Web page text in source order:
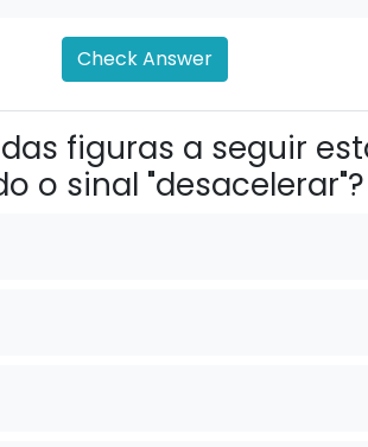
Check Answer
figuras a seguir
o sinal "desacelerar"?